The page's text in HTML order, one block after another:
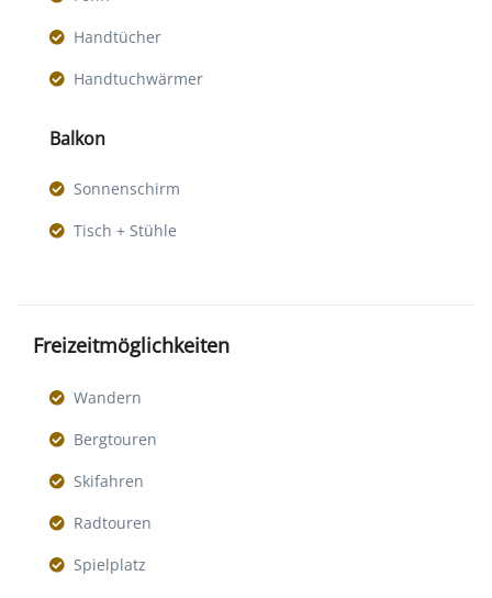
Handtücher
Handtuchwärmer
Balkon
Sonnenschirm
Tisch + Stühle
Freizeitmöglichkeiten
Wandern
Bergtouren
Skifahren
Radtouren
Spielplatz